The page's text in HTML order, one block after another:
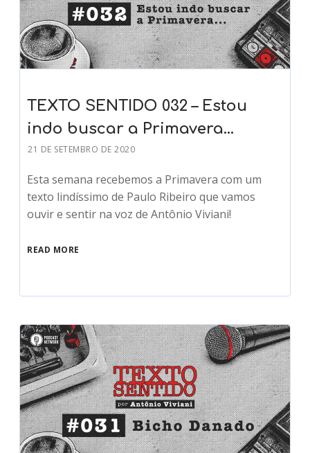
TEXTO SENTIDO 032 – Estou
indo buscar a Primavera…
21 DE SETEMBRO DE 2020
Esta semana recebemos a Primavera com um
texto lindíssimo de Paulo Ribeiro que vamos
ouvir e sentir na voz de Antônio Viviani!
READ MORE